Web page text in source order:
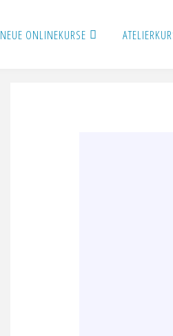
NEUE ONLINEKURSE